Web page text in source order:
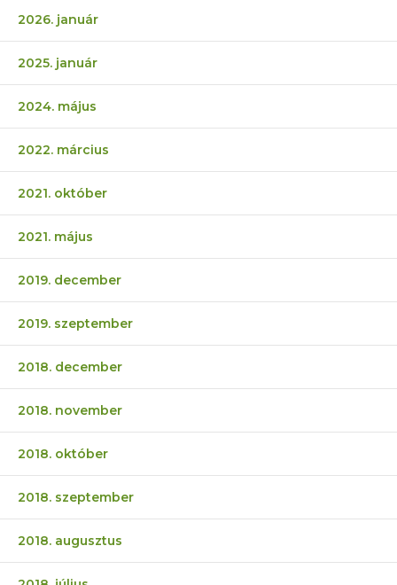
2026. január
2025. január
2024. május
2022. március
2021. október
2021. május
2019. december
2019. szeptember
2018. december
2018. november
2018. október
2018. szeptember
2018. augusztus